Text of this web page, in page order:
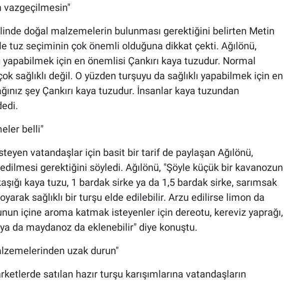
vazgeçilmesin"
doğal malzemelerin bulunması gerektiğini belirten Metin
tuz seçiminin çok önemli olduğuna dikkat çekti. Ağılönü,
için en önemlisi Çankırı kaya tuzudur. Normal
sağlıklı değil. O yüzden turşuyu da sağlıklı yapabilmek için en
şey Çankırı kaya tuzudur. İnsanlar kaya tuzundan
belli"
vatandaşlar için basit bir tarif de paylaşan Ağılönü,
gerektiğini söyledi. Ağılönü, "Şöyle küçük bir kavanozun
kaya tuzu, 1 bardak sirke ya da 1,5 bardak sirke, sarımsak
sağlıklı bir turşu elde edilebilir. Arzu edilirse limon da
içine aroma katmak isteyenler için dereotu, kereviz yaprağı,
da maydanoz da eklenebilir" diye konuştu.
uzak durun"
satılan hazır turşu karışımlarına vatandaşların